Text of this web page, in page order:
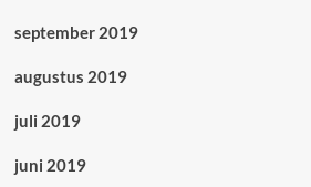
september 2019
augustus 2019
juli 2019
juni 2019